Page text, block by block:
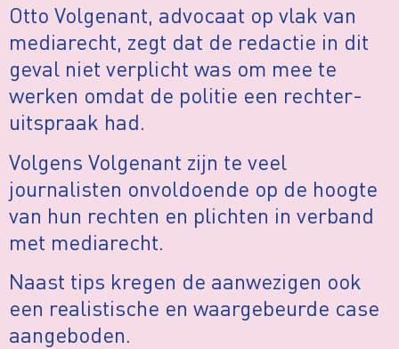
Otto Volgenant, advocaat op vlak van
mediarecht, zegt dat de redactie in dit
geval niet verplicht was om mee te
werken omdat de politie een rechter-
uitspraak had.
Volgens Volgenant zijn te veel
journalisten onvoldoende op de hoogte
van hun rechten en plichten in verband
met mediarecht.
Naast tips kregen de aanwezigen ook
een realistische en waargebeurde case
aangeboden.